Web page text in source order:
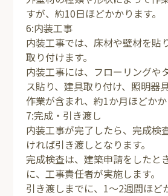
すが、約10日ほどかかります。
6:内装工事
内装工事では、床材や壁材を貼
取り付けます。
内装工事には、フローリングや
ス貼り、建具取り付け、照明器
作業が含まれ、約1か月ほどかか
7:完成・引き渡し
内装工事が完了したら、完成検
ければ引き渡しとなります。
完成検査は、建築申請をしたと
に、工事責任者が実施します。
引き渡しまでに、1～2週間ほど